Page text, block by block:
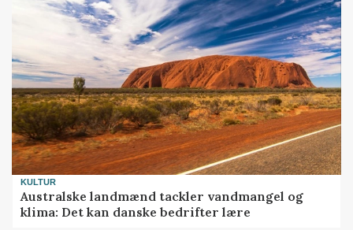
KULTUR
Australske landmænd tackler vandmangel og
klima: Det kan danske bedrifter lære